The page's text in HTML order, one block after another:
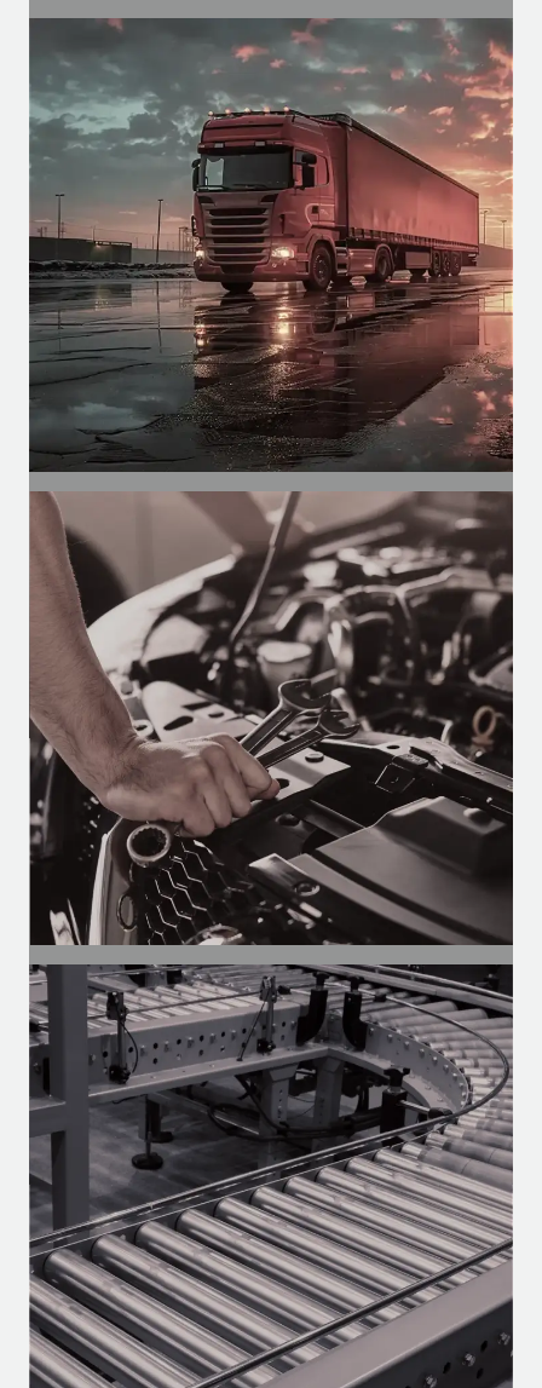
SEGMENTO
Agrícola
Motores para cabines agrícolas, para
funções como climatização, pulverização,
etc.
Automotivo
Motores para climatização,
desembaçadores e limpadores de
ônibus, vans e caminhões.
SEGMENTO
Autopeças
Motores para o mercado de reposição —
linha pesada, vans e utilitários.